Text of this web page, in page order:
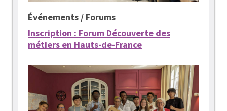
Événements / Forums
Inscription : Forum Découverte des
métiers en Hauts-de-France